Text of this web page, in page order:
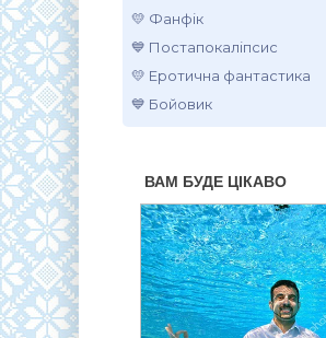
💛 Фанфік
💙 Постапокаліпсис
💛 Еротична фантастика
💙 Бойовик